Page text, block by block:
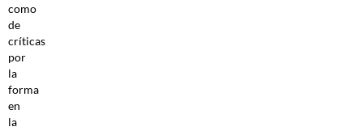
como
de
críticas
por
la
forma
en
la